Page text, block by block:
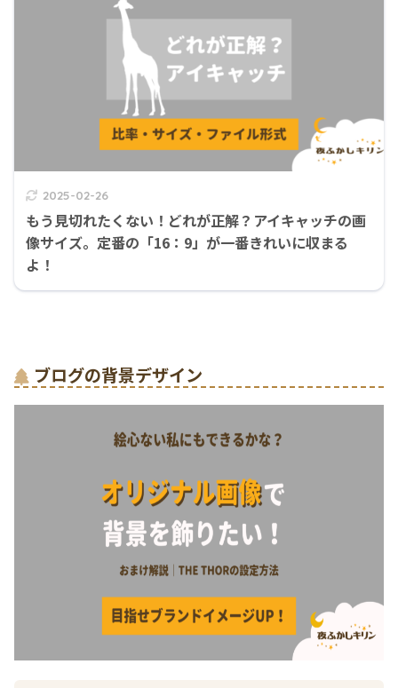
2025-02-26
もう見切れたくない！どれが正解？アイキャッチの画
像サイズ。定番の「16：9」が一番きれいに収まる
よ！
ブログの背景デザイン